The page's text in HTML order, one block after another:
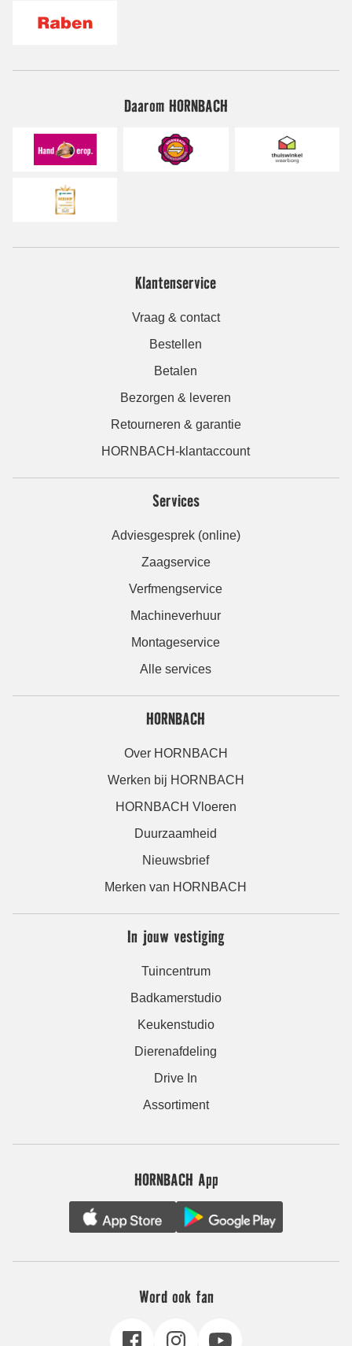
Daarom HORNBACH
Klantenservice
Vraag & contact
Bestellen
Betalen
Bezorgen & leveren
Retourneren & garantie
HORNBACH-klantaccount
Services
Adviesgesprek (online)
Zaagservice
Verfmengservice
Machineverhuur
Montageservice
Alle services
HORNBACH
Over HORNBACH
Werken bij HORNBACH
HORNBACH Vloeren
Duurzaamheid
Nieuwsbrief
Merken van HORNBACH
In jouw vestiging
Tuincentrum
Badkamerstudio
Keukenstudio
Dierenafdeling
Drive In
Assortiment
HORNBACH App
Word ook fan